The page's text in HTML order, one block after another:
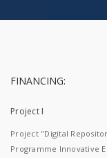
FINANCING:
Project I
Project "Digital
Programme Innovative